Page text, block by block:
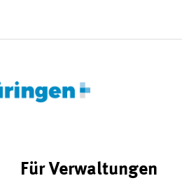
Für Verwaltungen